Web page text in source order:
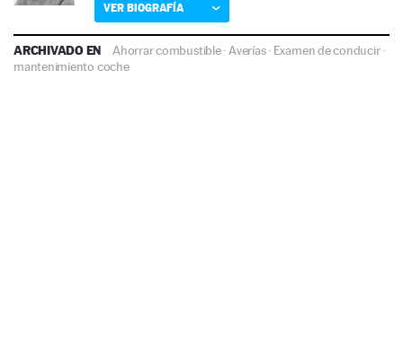
VER BIOGRAFÍA
ARCHIVADO EN Ahorrar combustible·Averías· Examen de conducir·
mantenimiento coche